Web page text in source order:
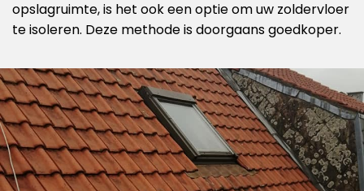
opslagruimte, is het ook een optie om uw zoldervloer
te isoleren. Deze methode is doorgaans goedkoper.